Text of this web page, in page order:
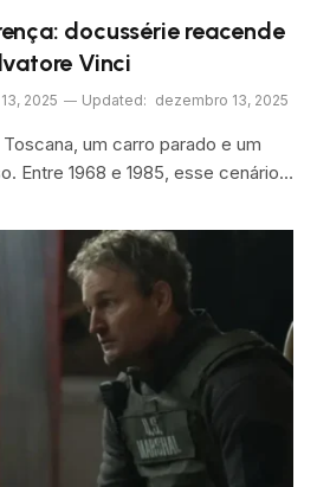
docussérie reacende
Vinci
2025 Updated: dezembro 13, 2025
um carro parado e um
Entre 1968 e 1985, esse cenário…